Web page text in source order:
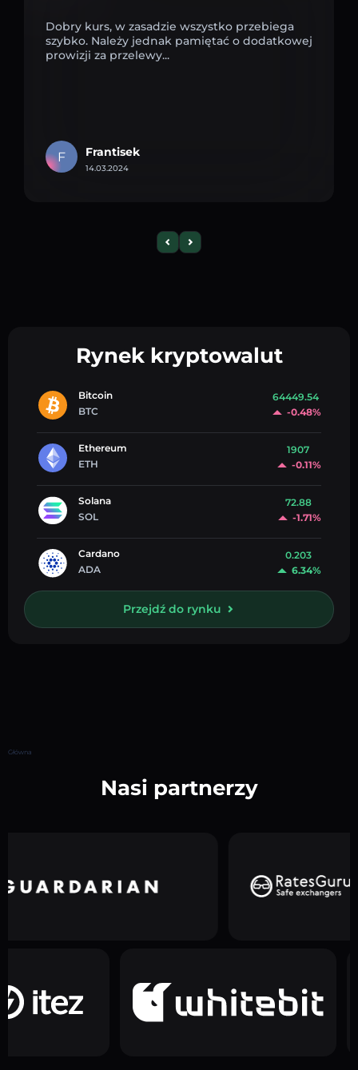
Dobry kurs, w zasadzie wszystko przebiega
szybko. Należy jednak pamiętać o dodatkowej
prowizji za przelewy...
F Frantisek
14.03.2024
Rynek kryptowalut
Bitcoin
BTC
64449.54
-0.48%
Ethereum
ETH
1907
-0.11%
Solana
SOL
72.88
-1.71%
Cardano
ADA
0.203
6.34%
Przejdź do rynku
Główna
Nasi partnerzy